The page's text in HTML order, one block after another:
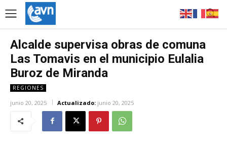
Alcalde supervisa obras de comuna
Las Tomavis en el municipio Eulalia
Buroz de Miranda
REGIONES
junio 20, 2025 Actualizado: junio 20, 2025